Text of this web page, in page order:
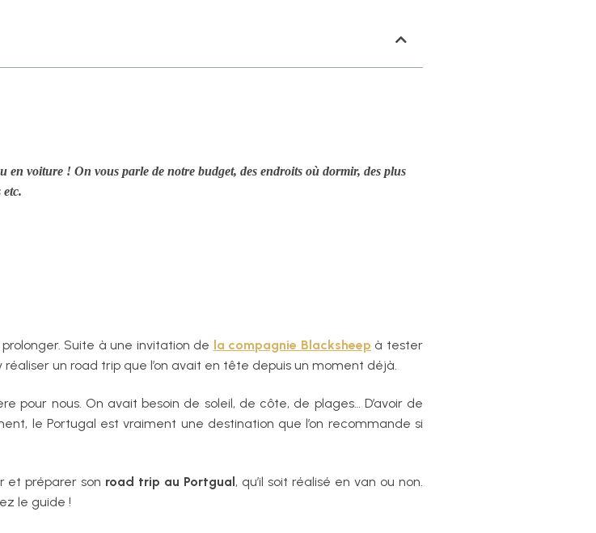
voiture ! On vous parle de notre budget, des endroits où dormir, des plus
etc.
Suite à une invitation de la compagnie Blacksheep à tester
réaliser un road trip que l’on avait en tête depuis un moment déjà.
pour nous. On avait besoin de soleil, de côte, de plages… D’avoir de
le Portugal est vraiment une destination que l’on recommande si
et préparer son road trip au Portgual , qu’il soit réalisé en van ou non.
le guide !